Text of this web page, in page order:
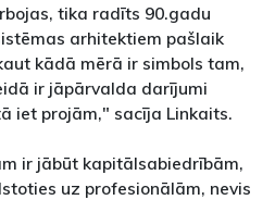
tika radīts 90.gadu
arhitektiem pašlaik
kādā mērā ir simbols tam,
ir jāpārvalda darījumi
iet projām," sacīja Linkaits.
ir jābūt kapitālsabiedrībām,
uz profesionālām, nevis